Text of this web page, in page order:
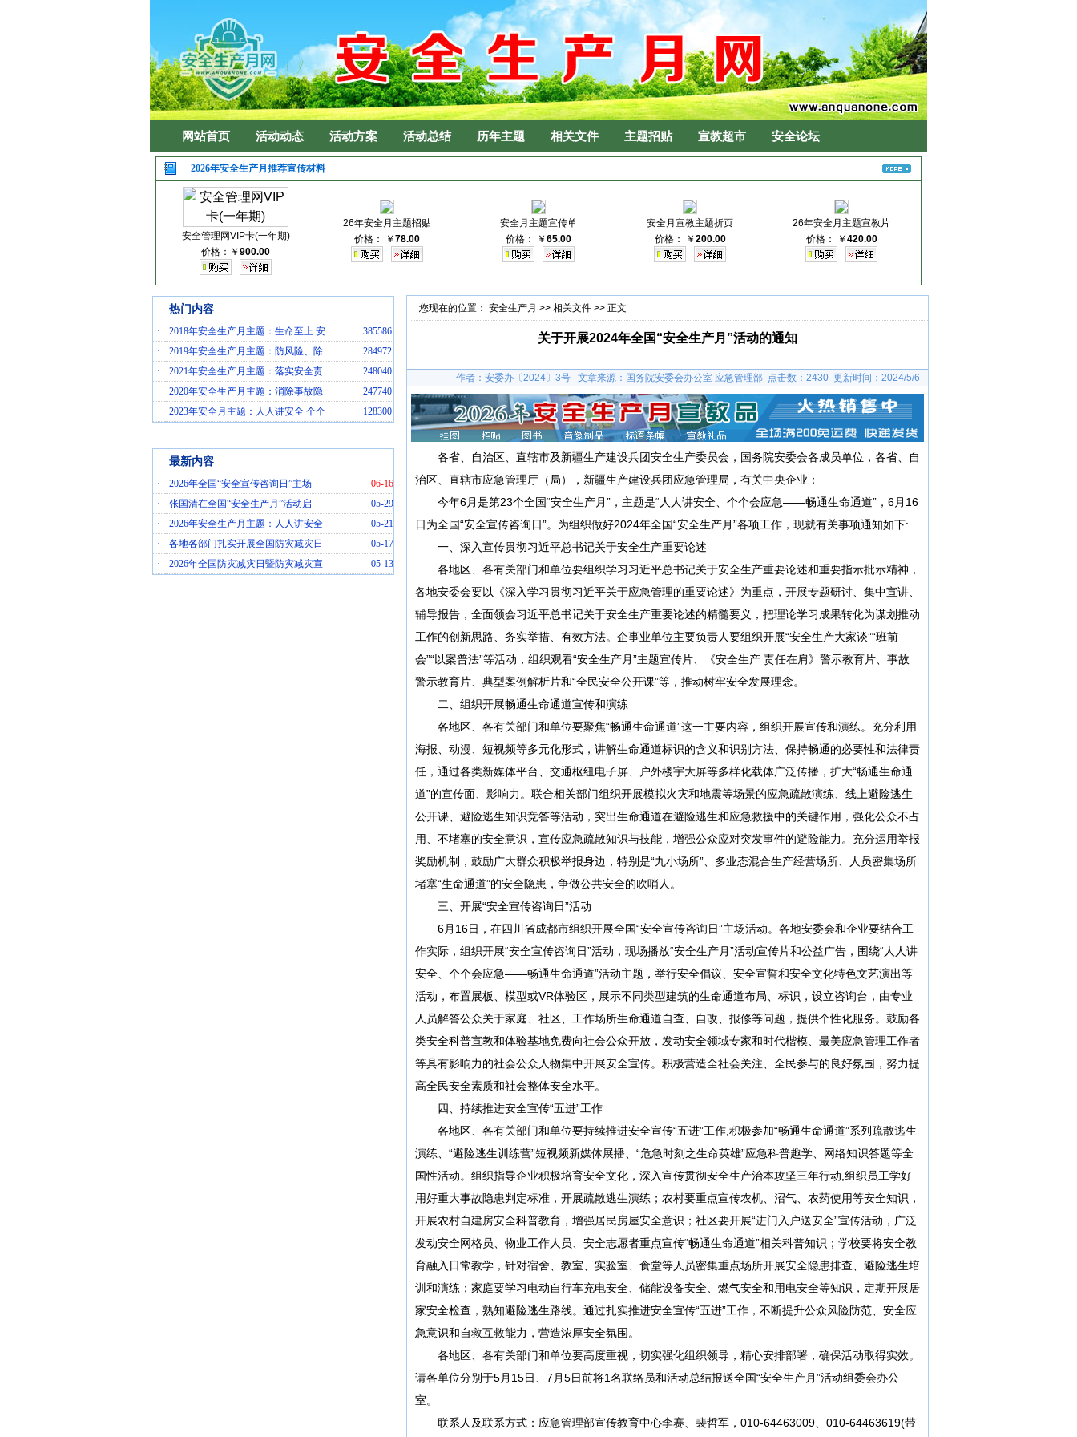
网站首页 活动动态 活动方案 活动总结 历年主题 相关文件 主题招贴 宣教超市 安全论坛
2026年安全生产月推荐宣传材料
安全管理网VIP卡(一年期)
价格： ￥ 900.00
26年安全月主题招贴
价格：
￥ 78.00
安全月主题宣传单
价格：
￥ 65.00
安全月宣教主题折页
价格：
￥ 200.00
26年安全月主题宣教片
价格：
￥ 420.00
热门内容
· 2018年安全生产月主题：生命至上 安
385586
·
2019年安全生产月主题：防风险、除
284972
·
2021年安全生产月主题：落实安全责
248040
·
2020年安全生产月主题：消除事故隐
247740
·
2023年安全月主题：人人讲安全 个个 128300
最新内容
· 2026年全国“安全宣传咨询日”主场
06-16
·
张国清在全国“安全生产月”活动启
05-29
·
2026年安全生产月主题：人人讲安全
05-21
·
各地各部门扎实开展全国防灾减灾日
05-17
·
2026年全国防灾减灾日暨防灾减灾宣 05-13
您现在的位置： 安全生产月 >> 相关文件 >> 正文
关于开展2024年全国“安全生产月”活动的通知
作者：安委办〔2024〕3号 文章来源：国务院安委会办公室 应急管理部 点击数： 2430 更新时间：2024/5/6
各省、自治区、直辖市及新疆生产建设兵团安全生产委员会，国务院安委会各成员单位，各省、自
治区、直辖市应急管理厅（局），新疆生产建设兵团应急管理局，有关中央企业：
今年6月是第23个全国“安全生产月”，主题是“人人讲安全、个个会应急——畅通生命通道”，6月16
日为全国“安全宣传咨询日”。为组织做好2024年全国“安全生产月”各项工作，现就有关事项通知如下:
一、深入宣传贯彻习近平总书记关于安全生产重要论述
各地区、各有关部门和单位要组织学习习近平总书记关于安全生产重要论述和重要指示批示精神，
各地安委会要以《深入学习贯彻习近平关于应急管理的重要论述》为重点，开展专题研讨、集中宣讲、
辅导报告，全面领会习近平总书记关于安全生产重要论述的精髓要义，把理论学习成果转化为谋划推动
工作的创新思路、务实举措、有效方法。企事业单位主要负责人要组织开展“安全生产大家谈”“班前
会”“以案普法”等活动，组织观看“安全生产月”主题宣传片、《安全生产 责任在肩》警示教育片、事故
警示教育片、典型案例解析片和“全民安全公开课”等，推动树牢安全发展理念。
二、组织开展畅通生命通道宣传和演练
各地区、各有关部门和单位要聚焦“畅通生命通道”这一主要内容，组织开展宣传和演练。充分利用
海报、动漫、短视频等多元化形式，讲解生命通道标识的含义和识别方法、保持畅通的必要性和法律责
任，通过各类新媒体平台、交通枢纽电子屏、户外楼宇大屏等多样化载体广泛传播，扩大“畅通生命通
道”的宣传面、影响力。联合相关部门组织开展模拟火灾和地震等场景的应急疏散演练、线上避险逃生
公开课、避险逃生知识竞答等活动，突出生命通道在避险逃生和应急救援中的关键作用，强化公众不占
用、不堵塞的安全意识，宣传应急疏散知识与技能，增强公众应对突发事件的避险能力。充分运用举报
奖励机制，鼓励广大群众积极举报身边，特别是“九小场所”、多业态混合生产经营场所、人员密集场所
堵塞“生命通道”的安全隐患，争做公共安全的吹哨人。
三、开展“安全宣传咨询日”活动
6月16日，在四川省成都市组织开展全国“安全宣传咨询日”主场活动。各地安委会和企业要结合工
作实际，组织开展“安全宣传咨询日”活动，现场播放“安全生产月”活动宣传片和公益广告，围绕“人人讲
安全、个个会应急——畅通生命通道”活动主题，举行安全倡议、安全宣誓和安全文化特色文艺演出等
活动，布置展板、模型或VR体验区，展示不同类型建筑的生命通道布局、标识，设立咨询台，由专业
人员解答公众关于家庭、社区、工作场所生命通道自查、自改、报修等问题，提供个性化服务。鼓励各
类安全科普宣教和体验基地免费向社会公众开放，发动安全领域专家和时代楷模、最美应急管理工作者
等具有影响力的社会公众人物集中开展安全宣传。积极营造全社会关注、全民参与的良好氛围，努力提
高全民安全素质和社会整体安全水平。
四、持续推进安全宣传“五进”工作
各地区、各有关部门和单位要持续推进安全宣传“五进”工作,积极参加“畅通生命通道”系列疏散逃生
演练、“避险逃生训练营”短视频新媒体展播、“危急时刻之生命英雄”应急科普趣学、网络知识答题等全
国性活动。组织指导企业积极培育安全文化，深入宣传贯彻安全生产治本攻坚三年行动,组织员工学好
用好重大事故隐患判定标准，开展疏散逃生演练；农村要重点宣传农机、沼气、农药使用等安全知识，
开展农村自建房安全科普教育，增强居民房屋安全意识；社区要开展“进门入户送安全”宣传活动，广泛
发动安全网格员、物业工作人员、安全志愿者重点宣传“畅通生命通道”相关科普知识；学校要将安全教
育融入日常教学，针对宿舍、教室、实验室、食堂等人员密集重点场所开展安全隐患排查、避险逃生培
训和演练；家庭要学习电动自行车充电安全、储能设备安全、燃气安全和用电安全等知识，定期开展居
家安全检查，熟知避险逃生路线。通过扎实推进安全宣传“五进”工作，不断提升公众风险防范、安全应
急意识和自救互救能力，营造浓厚安全氛围。
各地区、各有关部门和单位要高度重视，切实强化组织领导，精心安排部署，确保活动取得实效。
请各单位分别于5月15日、7月5日前将1名联络员和活动总结报送全国“安全生产月”活动组委会办公
室。
联系人及联系方式：应急管理部宣传教育中心李赛、裴哲军，010-64463009、010-64463619(带